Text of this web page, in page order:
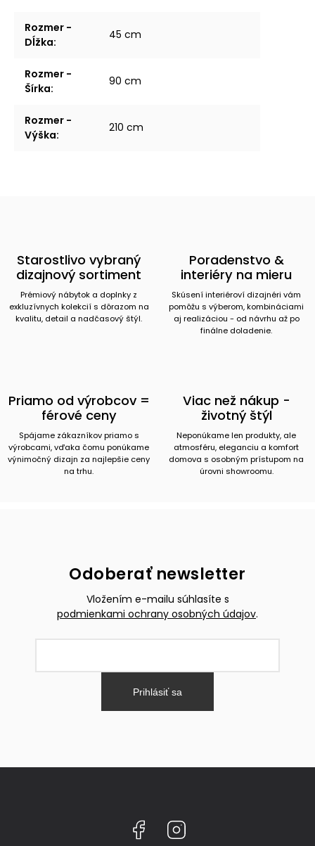
Rozmer -
Dĺžka:
45 cm
Rozmer -
Šírka:
90 cm
Rozmer -
Výška:
210 cm
Starostlivo vybraný
dizajnový sortiment
Prémiový nábytok a doplnky z
exkluzívnych kolekcií s dôrazom na
kvalitu, detail a nadčasový štýl.
Poradenstvo &
interiéry na mieru
Skúsení interiéroví dizajnéri vám
pomôžu s výberom, kombináciami
aj realizáciou - od návrhu až po
finálne doladenie.
Priamo od výrobcov =
férové ceny
Spájame zákazníkov priamo s
výrobcami, vďaka čomu ponúkame
výnimočný dizajn za najlepšie ceny
na trhu.
Viac než nákup -
životný štýl
Neponúkame len produkty, ale
atmosféru, eleganciu a komfort
domova s osobným prístupom na
úrovni showroomu.
Odoberať newsletter
Vložením e-mailu súhlasíte s
podmienkami ochrany osobných údajov.
Prihlásiť sa
Facebook